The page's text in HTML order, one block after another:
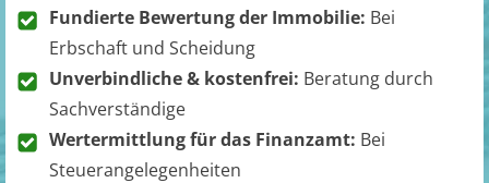
Fundierte Bewertung der Immobilie: Bei
Erbschaft und Scheidung
Unverbindliche & kostenfrei: Beratung durch
Sachverständige
Wertermittlung für das Finanzamt: Bei
Steuerangelegenheiten